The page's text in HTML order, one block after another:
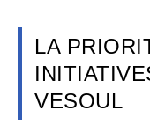
LA
VESOUL